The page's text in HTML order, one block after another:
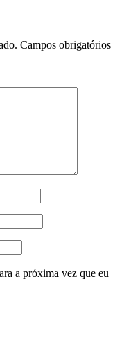
Campos obrigatórios
a próxima vez que eu